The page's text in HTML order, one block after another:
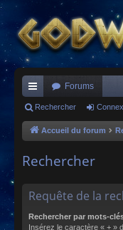
ac
co
s
Forums
Rechercher
Accueil du forum
Rechercher
Requête de la
Rechercher par mots-
Insérez le caractère « + »